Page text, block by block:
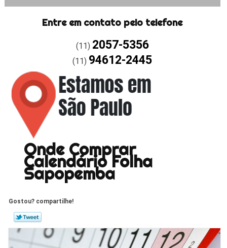
Entre em contato pelo telefone
(11) 2057-5356
(11) 94612-2445
Onde Comprar
Calendário Folha
Sapopemba
Gostou? compartilhe!